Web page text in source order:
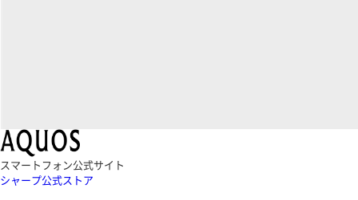
スマートフォン公式サイト
シャープ公式ストア